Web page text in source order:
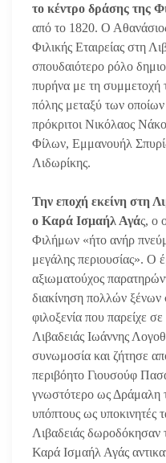
το κέντρο δράσης της
από το 1820. Ο
Φιλικής Εταιρείας στη
σπουδαιότερο ρόλο
πυρήνα με τη συμμετοχή
πόλης μεταξύ των οποίων
πρόκριτοι Νικόλαος
Φίλων, Εμμανουήλ
Λιδωρίκης.
Την εποχή εκείνη στη
ο Καρά Ισμαήλ Αγάς, ο
Φιλήμων «ήτο ανήρ
μεγάλης περιουσίας». Ο
αξιωματούχος
διακίνηση πολλών ξένων
φιλοξενία που παρείχε
Λιβαδειάς Ιωάννης
συνωμοσία και ζήτησε
περιβόητο Γιουσούφ
γνωστότερο ως Δράμαλη
υπόπτους ως υποκινητές
Λιβαδειάς δωροδόκησαν
Καρά Ισμαήλ Αγάς